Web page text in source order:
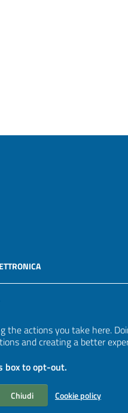
the actions you take here.
and creating a better
box to opt-out.
Chiudi Cookie policy